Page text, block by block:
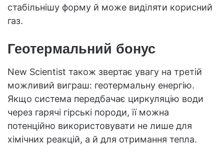
стабільнішу форму й може виділяти корисний
газ.
Геотермальний бонус
New Scientist також звертає увагу на третій
можливий виграш: геотермальну енергію.
Якщо система передбачає циркуляцію води
через гарячі гірські породи, її можна
потенційно використовувати не лише для
хімічних реакцій, а й для отримання тепла.